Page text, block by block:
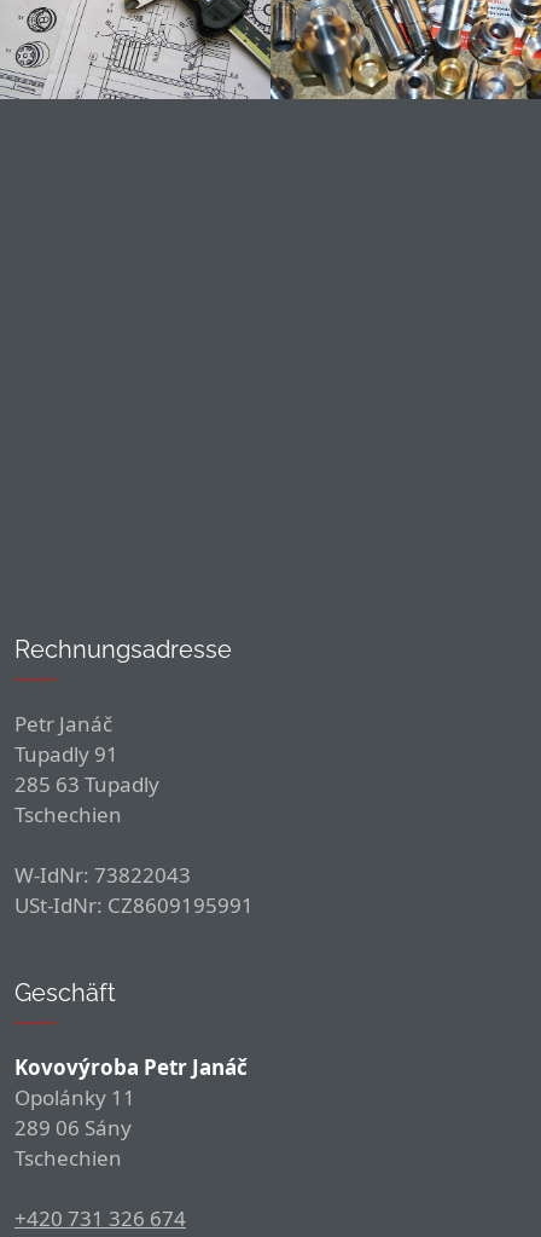
Rechnungsadresse
Petr Janáč
Tupadly 91
285 63 Tupadly
Tschechien
W-IdNr: 73822043
USt-IdNr: CZ8609195991
Geschäft
Kovovýroba Petr Janáč
Opolánky 11
289 06 Sány
Tschechien
+420 731 326 674